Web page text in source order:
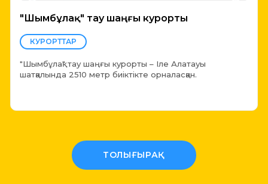
"Шымбұлақ" тау шаңғы курорты
КУРОРТТАР
"Шымбұлақ" тау шаңғы курорты – Іле Алатауы
шатқалында 2510 метр биіктікте орналасқан.
ТОЛЫҒЫРАҚ